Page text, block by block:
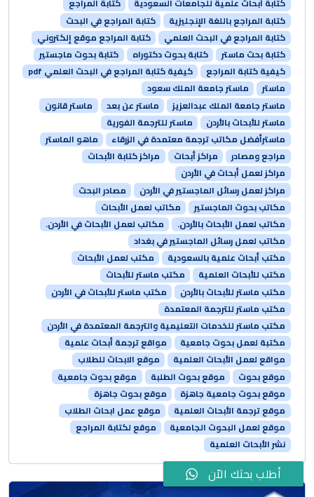
كتابة أبحاث علمية للجامعات السعودية
كتابة المراجع
كتابة المراجع باللغة الإنجليزية
كتابة المراجع في البحث
كتابة المراجع في البحث العلمي
كتابة المراجع موقع إلكتروني
كتابة بحث ماستر
كتابة بحوث دكتوراه
كتابة بحوث ماجستير
كيفية كتابة المراجع
كيفية كتابة المراجع في البحث العلمي pdf
ماستر
ماستر جامعة الملك سعود
ماستر جامعة الملك عبدالعزيز
ماستر عن بعد
ماستر قانون
ماستر للأبحاث بالأردن
ماستر للترجمة الفورية
ماسترأفضل مكاتب ترجمة معتمدة في الزرقاء
ماهو الماستر
مراجع ومصادر
مراكز أبحاث
مراكز كتابة الأبحاث
مراكز لعمل أبحاث في الأردن
مراكز لعمل رسائل الماجستير في الأردن
مصادر البحث
مكاتب بحوث الماجستير
مكاتب لعمل الأبحاث
مكاتب لعمل الأبحاث بالأردن.
مكاتب لعمل الأبحاث في الأردن.
مكاتب لعمل رسائل الماجستير في بغداد
مكتب أبحاث علمية بالسعودية
مكتب لعمل الأبحاث
مكتب للأبحاث العلمية
مكتب ماستر للأبحاث
مكتب ماستر للأبحاث بالأردن
مكتب ماستر للأبحاث في الأردن
مكتب ماستر للترجمة المعتمدة
مكتب ماستر للخدمات التعليمية والترجمة المعتمدة في الأردن
مكتبة لعمل بحوث جامعية
مواقع ترجمة أبحاث علمية
مواقع لعمل الأبحاث العلمية
موقع الابحاث للطلاب
موقع بحوث
موقع بحوث الطلبة
موقع بحوث جامعية
موقع بحوث جامعية جاهزة
موقع بحوث جاهزة
موقع ترجمة الأبحاث العلمية
موقع عمل ابحاث الطلاب
موقع لعمل البحوث الجامعية
موقع لكتابة المراجع
نشر الأبحاث العلمية
أطلب بحثك الاّن